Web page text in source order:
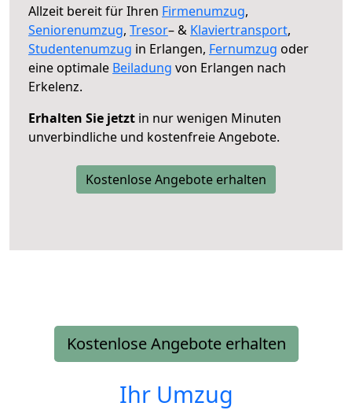
Allzeit bereit für Ihren Firmenumzug,
Seniorenumzug, Tresor– & Klaviertransport,
Studentenumzug in Erlangen, Fernumzug oder
eine optimale Beiladung von Erlangen nach
Erkelenz.
Erhalten Sie jetzt in nur wenigen Minuten
unverbindliche und kostenfreie Angebote.
Kostenlose Angebote erhalten
Kostenlose Angebote erhalten
Ihr Umzug